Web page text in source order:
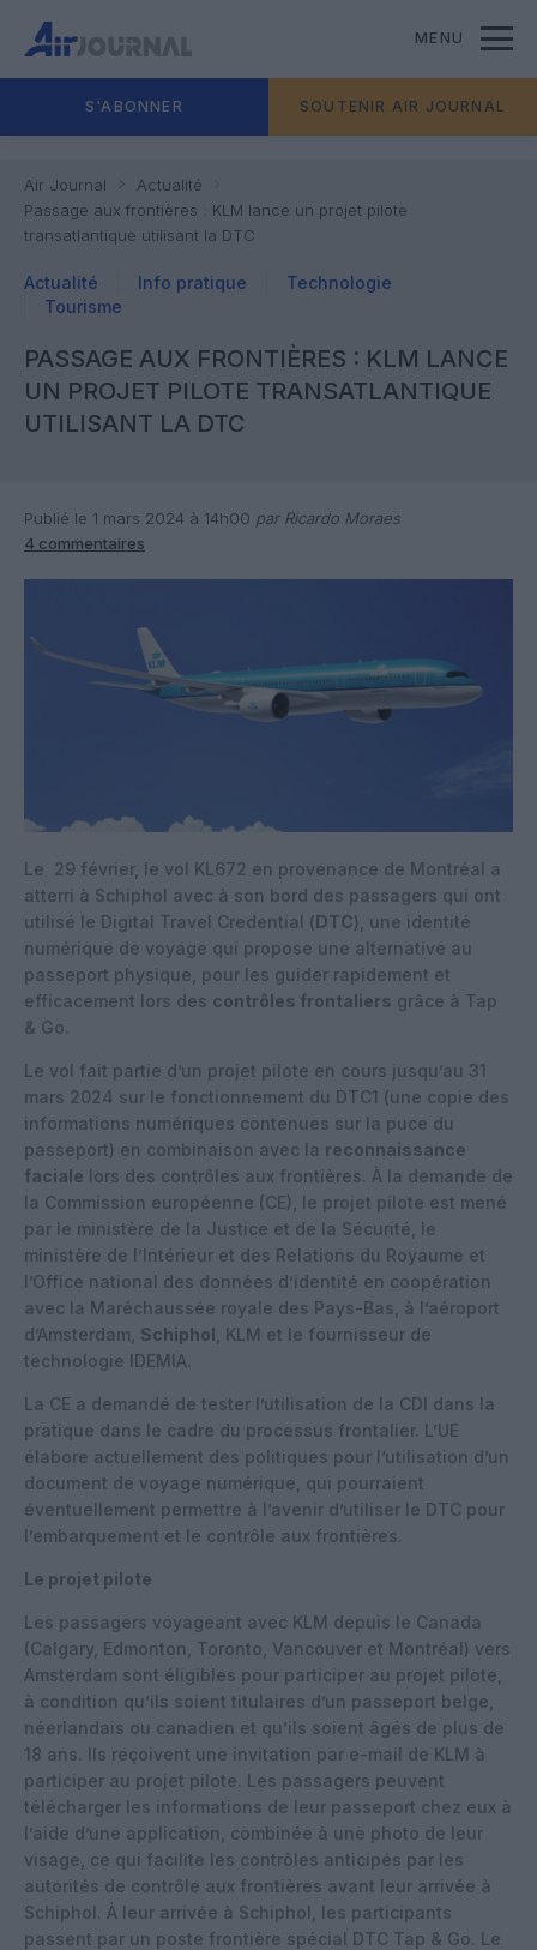
MENU
S'ABONNER SOUTENIR AIR JOURNAL
Air Journal
Actualité
Passage aux frontières : KLM lance un projet pilote
transatlantique utilisant la DTC
Actualité Info pratique
Technologie
Tourisme
PASSAGE AUX FRONTIÈRES : KLM LANCE
UN PROJET PILOTE TRANSATLANTIQUE
UTILISANT LA DTC
Publié le 1 mars 2024 à 14h00 par Ricardo Moraes
4 commentaires
Le 29 février, le vol KL672 en provenance de Montréal a
atterri à Schiphol avec à son bord des passagers qui ont
utilisé le Digital Travel Credential (DTC), une identité
numérique de voyage qui propose une alternative au
passeport physique, pour les guider rapidement et
efficacement lors des contrôles frontaliers grâce à Tap
& Go.
Le vol fait partie d’un projet pilote en cours jusqu’au 31
mars 2024 sur le fonctionnement du DTC1 (une copie des
informations numériques contenues sur la puce du
passeport) en combinaison avec la reconnaissance
faciale lors des contrôles aux frontières. À la demande de
la Commission européenne (CE), le projet pilote est mené
par le ministère de la Justice et de la Sécurité, le
ministère de l’Intérieur et des Relations du Royaume et
l’Office national des données d’identité en coopération
avec la Maréchaussée royale des Pays-Bas, à l’aéroport
d’Amsterdam, Schiphol , KLM et le fournisseur de
technologie IDEMIA.
La CE a demandé de tester l’utilisation de la CDI dans la
pratique dans le cadre du processus frontalier. L’UE
élabore actuellement des politiques pour l’utilisation d’un
document de voyage numérique, qui pourraient
éventuellement permettre à l’avenir d’utiliser le DTC pour
l’embarquement et le contrôle aux frontières.
Le projet pilote
Les passagers voyageant avec KLM depuis le Canada
(Calgary, Edmonton, Toronto, Vancouver et Montréal) vers
Amsterdam sont éligibles pour participer au projet pilote,
à condition qu’ils soient titulaires d’un passeport belge,
néerlandais ou canadien et qu’ils soient âgés de plus de
18 ans. Ils reçoivent une invitation par e-mail de KLM à
participer au projet pilote. Les passagers peuvent
télécharger les informations de leur passeport chez eux à
l’aide d’une application, combinée à une photo de leur
visage, ce qui facilite les contrôles anticipés par les
autorités de contrôle aux frontières avant leur arrivée à
Schiphol. À leur arrivée à Schiphol, les participants
passent par un poste frontière spécial DTC Tap & Go. Le